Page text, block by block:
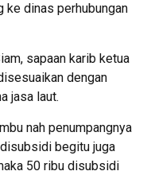
ke dinas perhubungan
sapaan karib ketua
dengan
jasa laut.
nah penumpangnya
begitu juga
50 ribu disubsidi